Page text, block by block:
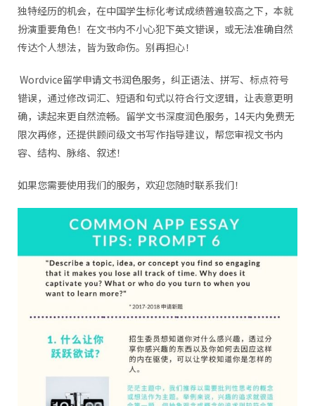
独特经历的机会，在中国学生标化考试成绩普遍较高之下，本就
扮演重要角色！在文书内不小心犯下英文错误，或无法准确自然
传达个人想法，皆为致命伤。别再担心！
Wordvice留学申请文书润色服务，纠正语法、拼写、标点符号
错误，通过修改词汇、短语和句式以符合行文逻辑，让表意更明
确，读起来更自然流畅。留学文书深度润色服务，14天内免费无
限次再修，还提供顾问级文书写作指导建议，帮您审视文书内
容、结构、脉络、叙述！
如果您需要使用我们的服务，欢迎您随时联系我们！